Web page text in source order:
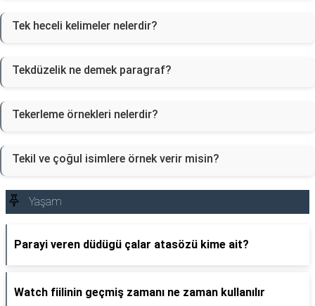
Tek heceli kelimeler nelerdir?
Tekdüzelik ne demek paragraf?
Tekerleme örnekleri nelerdir?
Tekil ve çoğul isimlere örnek verir misin?
Yaşam
Parayi veren düdügü çalar atasözü kime ait?
Watch fiilinin geçmiş zamanı ne zaman kullanılır